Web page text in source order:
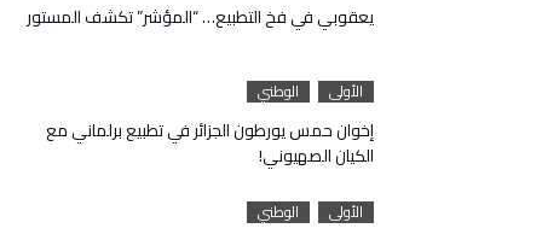
يعقوبي في فخ التطبيع… “المؤشر” تكشف المستور
الأولى الوطني
إخوان حمس يورطون الجزائر في تطبيع برلماني مع
الكيان الصهيوني!
الأولى الوطني